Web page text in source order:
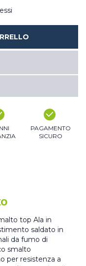
PAGAMENTO
SICURO
top Ala in
saldato in
da fumo di
smalto
per resistenza a